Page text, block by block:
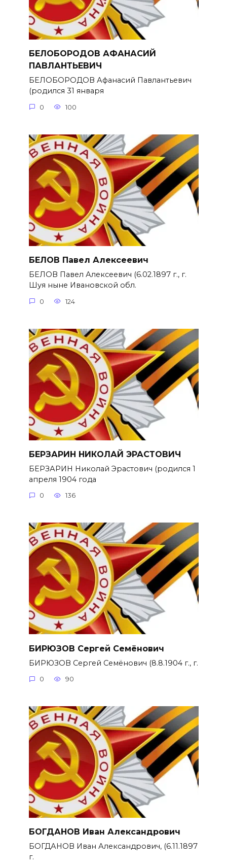
БЕЛОБОРОДОВ АФАНАСИЙ
ПАВЛАНТЬЕВИЧ
БЕЛОБОРОДОВ Афанасий Павлантьевич
(родился 31 января
0 100
БЕЛОВ Павел Алексеевич
БЕЛОВ Павел Алексеевич (6.02.1897 г., г.
Шуя ныне Ивановской обл.
0 124
БЕРЗАРИН НИКОЛАЙ ЭРАСТОВИЧ
БЕРЗАРИН Николай Эрастович (родился 1
апреля 1904 года
0 136
БИРЮЗОВ Сергей Семёнович
БИРЮЗОВ Сергей Семёнович (8.8.1904 г., г.
0 90
БОГДАНОВ Иван Александрович
БОГДАНОВ Иван Александрович, (6.11.1897
г.